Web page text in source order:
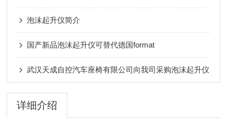
泡沫起升仪简介
国产新品泡沫起升仪可替代德国format
武汉天成自控汽车座椅有限公司向我司采购泡沫起升仪
详细介绍